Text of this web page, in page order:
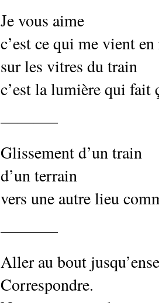
Je vous aime
c’est ce qui me vient
sur les vitres du train
c’est la lumière qui fait
———–
Glissement d’un train
d’un terrain
vers une autre lieu
———–
Aller au bout
Correspondre.